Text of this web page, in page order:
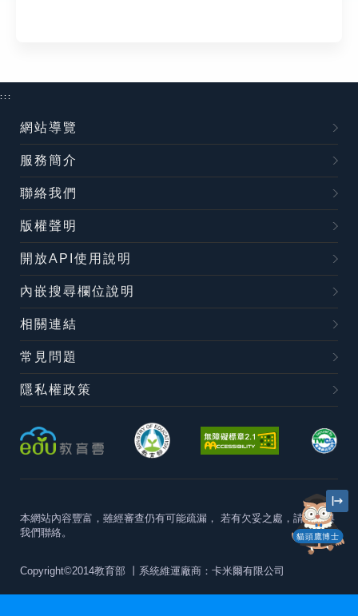
貓頭鷹博士
:::
網站導覽
服務簡介
聯絡我們
版權聲明
開放API使用說明
內嵌搜尋欄位說明
相關連結
常見問題
隱私權政策
本網站內容豐富，雖經審查仍有可能疏漏， 若有欠妥之處，請隨時與
我們聯絡。
Copyright©2014教育部 丨系統維運廠商：卡米爾有限公司